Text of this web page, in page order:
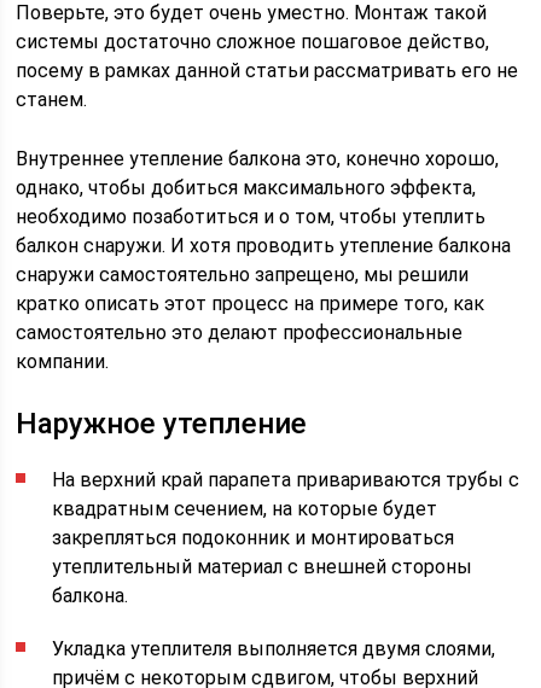
Поверьте, это будет очень уместно. Монтаж такой
системы достаточно сложное пошаговое действо,
посему в рамках данной статьи рассматривать его не
станем.
Внутреннее утепление балкона это, конечно хорошо,
однако, чтобы добиться максимального эффекта,
необходимо позаботиться и о том, чтобы утеплить
балкон снаружи. И хотя проводить утепление балкона
снаружи самостоятельно запрещено, мы решили
кратко описать этот процесс на примере того, как
самостоятельно это делают профессиональные
компании.
Наружное утепление
На верхний край парапета привариваются трубы с
квадратным сечением, на которые будет
закрепляться подоконник и монтироваться
утеплительный материал с внешней стороны
балкона.
Укладка утеплителя выполняется двумя слоями,
причём с некоторым сдвигом, чтобы верхний